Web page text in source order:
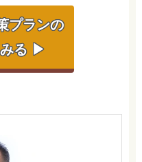
プランの
みる ▶